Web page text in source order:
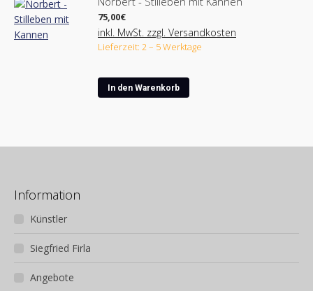
75,00€
inkl. MwSt. zzgl. Versandkosten
Lieferzeit: 2 – 5 Werktage
In den Warenkorb
Information
Künstler
Siegfried Firla
Angebote